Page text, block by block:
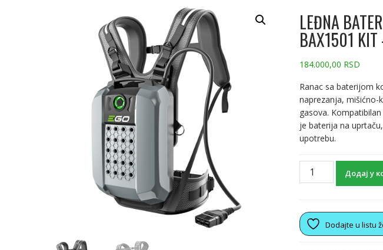
LEĐNA
BAX1501 KIT
184.000,00 RSD
Ranac sa baterijom
naprezanja, mišićno-
gasova.
je baterija na
upotrebu.
Додај у
Dodajte u listu